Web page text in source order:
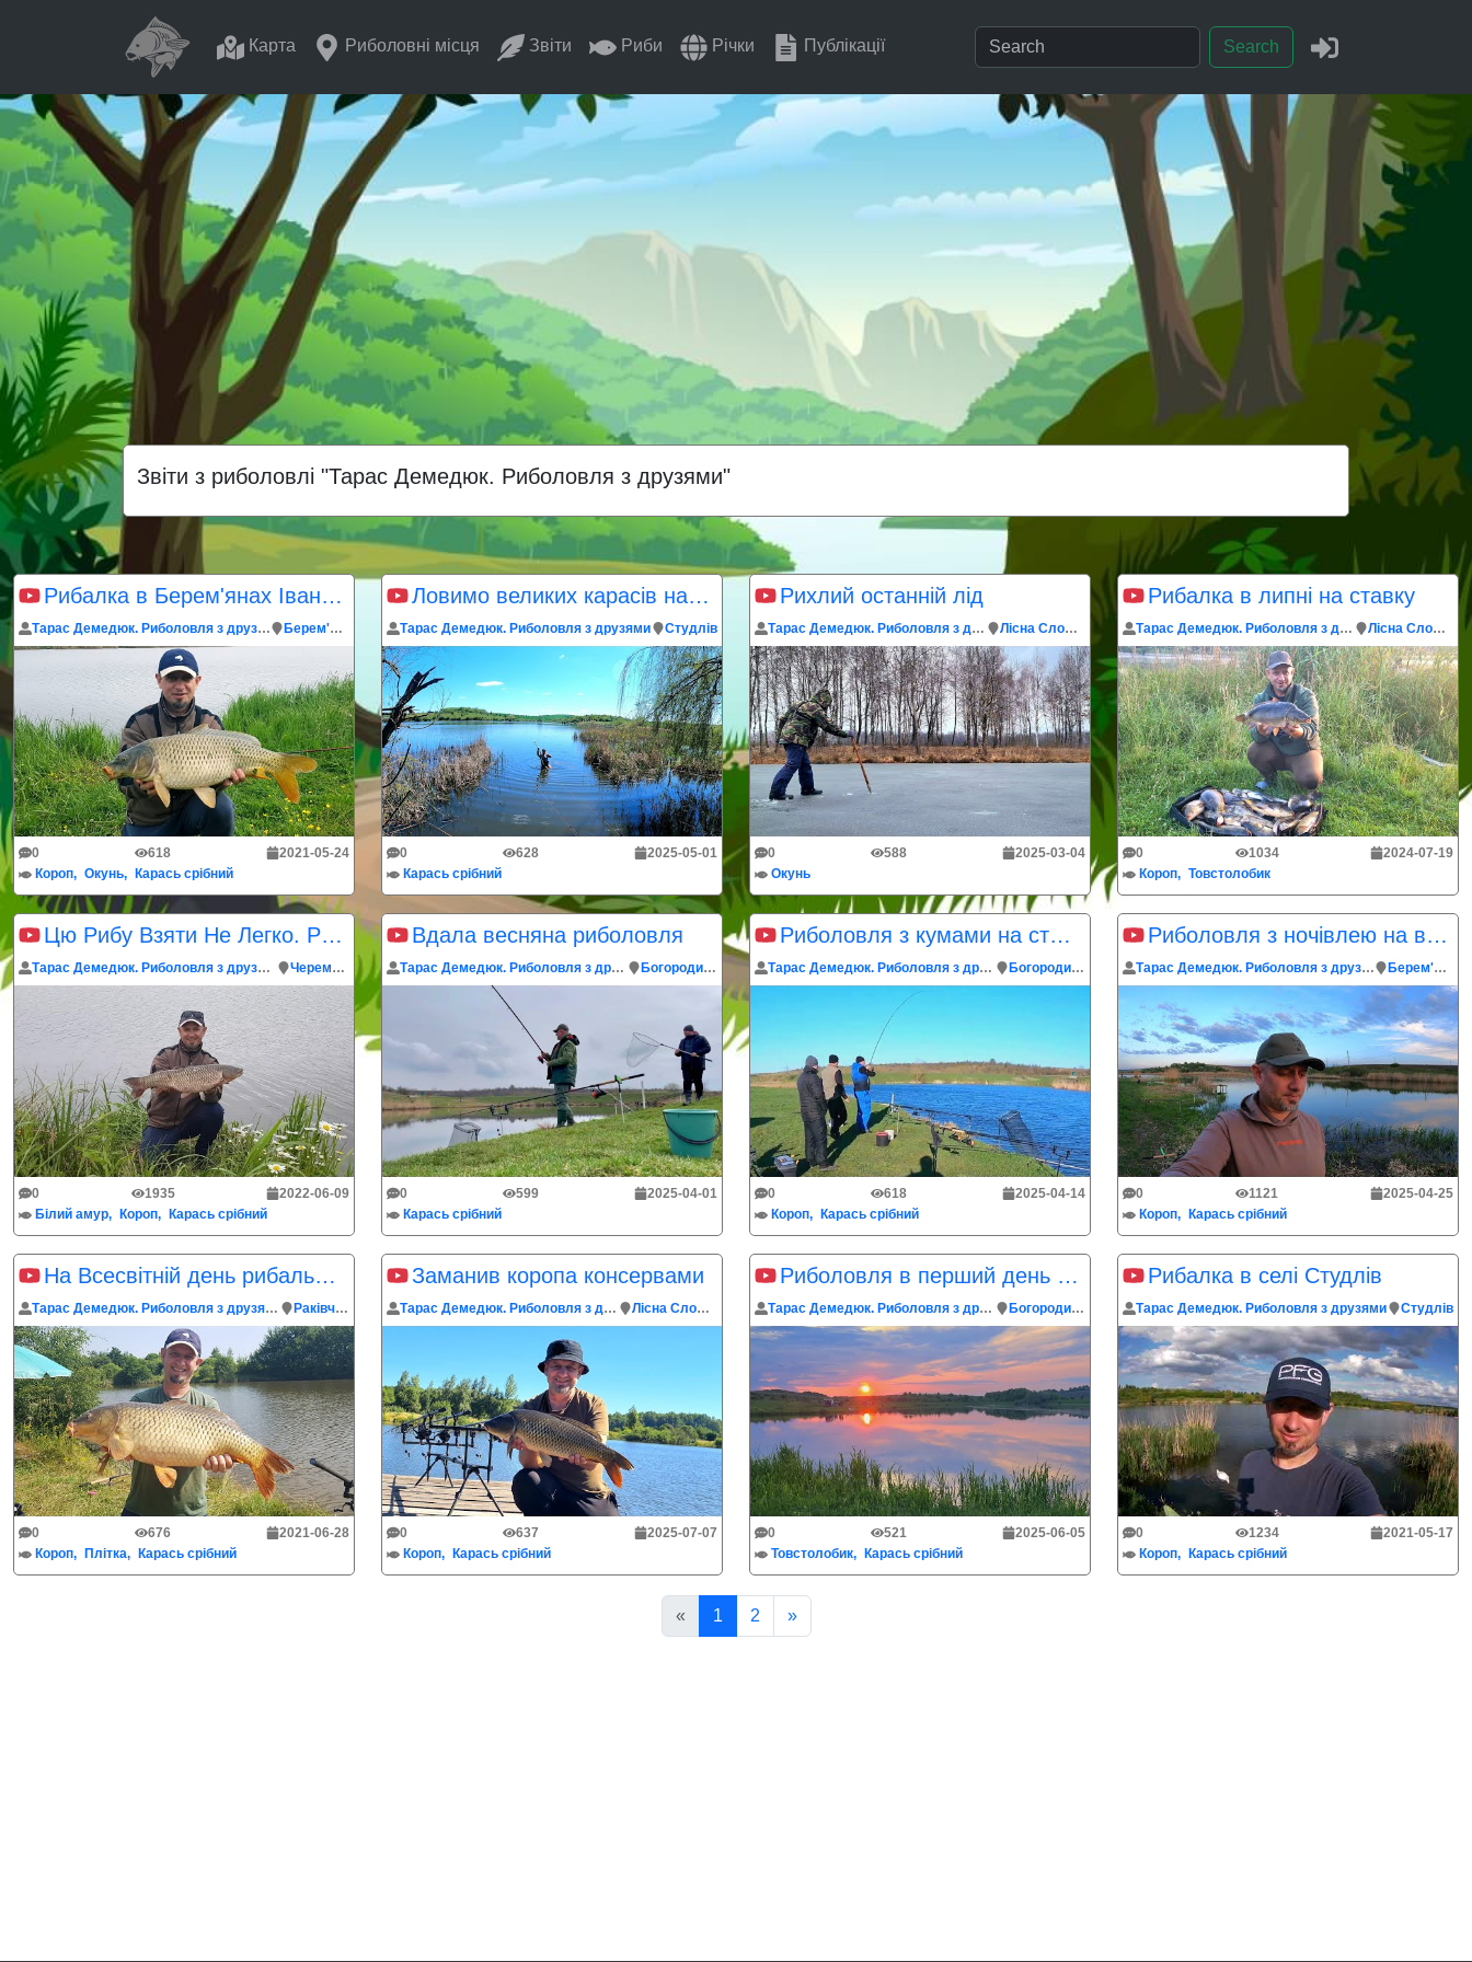
Карта Риболовні місця Звіти Риби Річки Публікації Search
Звіти з риболовлі "Тарас Демедюк. Риболовля з друзями"
Рибалка в Берем'янах Івано-Франківська області
Тарас Демедюк. Риболовля з друзями Берем'яни
0 618
2021-05-24
Короп
Окунь Карась срібний
Ловимо великих карасів на озері
Тарас Демедюк. Риболовля з друзями Студлiв
0 628
2025-05-01
Карась срібний
Рихлий останній лід
Тарас Демедюк. Риболовля з друзями Лісна Слобідка
0 588
2025-03-04
Окунь
Рибалка в липні на ставку
Тарас Демедюк. Риболовля з друзями Лісна Слобідка
0 1034
2024-07-19
Короп
Товстолобик
Цю Рибу Взяти Не Легко. Рибалка На Озері
Тарас Демедюк. Риболовля з друзями Черемхів
0 1935
2022-06-09
Білий амур
Короп Карась срібний
Вдала весняна риболовля
Тарас Демедюк. Риболовля з друзями Богородичин
0 599
2025-04-01
Карась срібний
Риболовля з кумами на ставку
Тарас Демедюк. Риболовля з друзями Богородичин
0 618
2025-04-14
Короп
Карась срібний
Риболовля з ночівлею на водоймі в селі Берем'яни
Тарас Демедюк. Риболовля з друзями Берем'яни
0 1121
2025-04-25
Короп
Карась срібний
На Всесвітній день рибальства може щось і клюнути
Тарас Демедюк. Риболовля з друзями Раківчик
0 676
2021-06-28
Короп
Плітка Карась срібний
Заманив коропа консервами
Тарас Демедюк. Риболовля з друзями Лісна Слобідка
0 637
2025-07-07
Короп
Карась срібний
Риболовля в перший день літа на ставку
Тарас Демедюк. Риболовля з друзями Богородичин
0 521
2025-06-05
Товстолобик
Карась срібний
Рибалка в селі Студлів
Тарас Демедюк. Риболовля з друзями Студлiв
0 1234
2021-05-17
Короп
Карась срібний
« 1 2 »